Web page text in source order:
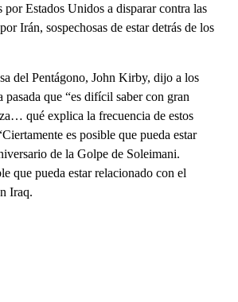
Estados Unidos a disparar contra las
Irán, sospechosas de estar detrás de los
del Pentágono, John Kirby, dijo a los
pasada que “es difícil saber con gran
qué explica la frecuencia de estos
es posible que pueda estar
de la Golpe de Soleimani.
que pueda estar relacionado con el
Iraq.